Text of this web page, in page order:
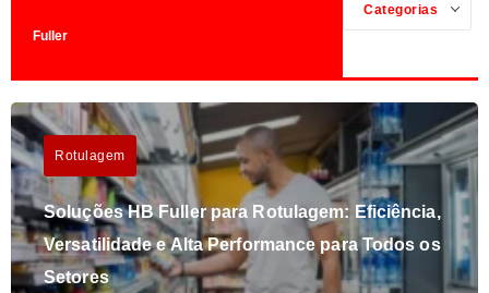
Fuller
Categorias
Rotulagem
Soluções HB Fuller para Rotulagem: Eficiência,
Versatilidade e Alta Performance para Todos os
Setores